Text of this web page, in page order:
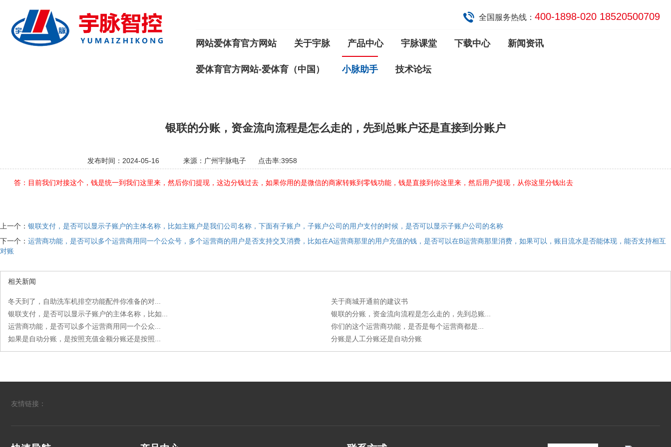
全国服务热线： 400-1898-020 18520500709
网站爱体育官方网站 关于宇脉 产品中心 宇脉课堂 下载中心 新闻资讯
爱体育官方网站-爱体育（中国） 小脉助手 技术论坛
银联的分账，资金流向流程是怎么走的，先到总账户还是直接到分账户
发布时间：2024-05-16 来源：广州宇脉电子 点击率:3958
答：目前我们对接这个，钱是统一到我们这里来，然后你们提现，这边分钱过去，如果你用的是微信的商家转账到零钱功能，钱是直接到你这里来，然后用户提现，从你这里分钱出去
上一个： 银联支付，是否可以显示子账户的主体名称，比如主账户是我们公司名称，下面有子账户，子账户公司的用户支付的时候，是否可以显示子账户公司的名称
下一个： 运营商功能，是否可以多个运营商用同一个公众号，多个运营商的用户是否支持交叉消费，比如在A运营商那里的用户充值的钱，是否可以在B运营商那里消费，如果可以，账目流水是否能体现，能否支持相互
对账
相关新闻
冬天到了，自助洗车机排空功能配件你准备的对...
关于商城开通前的建议书
银联支付，是否可以显示子账户的主体名称，比如...
银联的分账，资金流向流程是怎么走的，先到总账...
运营商功能，是否可以多个运营商用同一个公众...
你们的这个运营商功能，是否是每个运营商都是...
如果是自动分账，是按照充值金额分账还是按照...
分账是人工分账还是自动分账
友情链接：